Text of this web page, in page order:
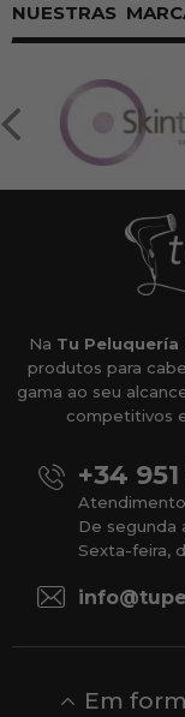
Na Tu Peluquería
produtos para
gama ao seu
competitivos
+34
De segunda
Sexta-feira,
Em